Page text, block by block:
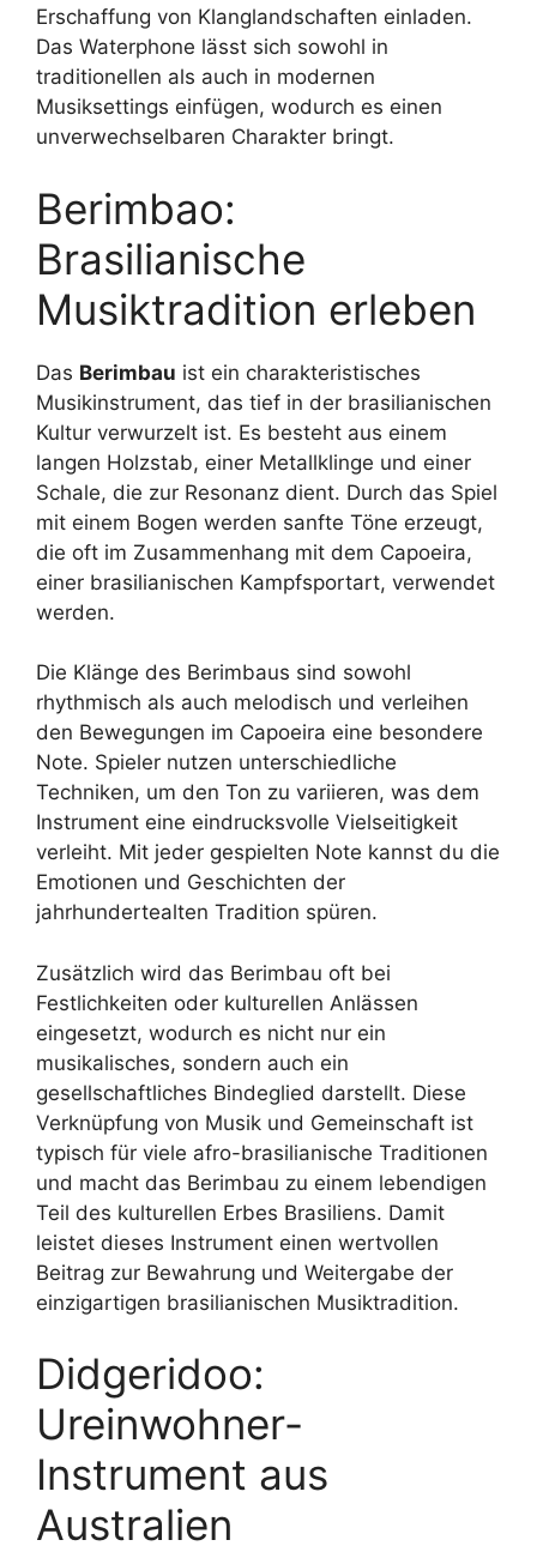
Erschaffung von Klanglandschaften einladen.
Das Waterphone lässt sich sowohl in
traditionellen als auch in modernen
Musiksettings einfügen, wodurch es einen
unverwechselbaren Charakter bringt.
Berimbao:
Brasilianische
Musiktradition erleben
Das Berimbau ist ein charakteristisches
Musikinstrument, das tief in der brasilianischen
Kultur verwurzelt ist. Es besteht aus einem
langen Holzstab, einer Metallklinge und einer
Schale, die zur Resonanz dient. Durch das Spiel
mit einem Bogen werden sanfte Töne erzeugt,
die oft im Zusammenhang mit dem Capoeira,
einer brasilianischen Kampfsportart, verwendet
werden.
Die Klänge des Berimbaus sind sowohl
rhythmisch als auch melodisch und verleihen
den Bewegungen im Capoeira eine besondere
Note. Spieler nutzen unterschiedliche
Techniken, um den Ton zu variieren, was dem
Instrument eine eindrucksvolle Vielseitigkeit
verleiht. Mit jeder gespielten Note kannst du die
Emotionen und Geschichten der
jahrhundertealten Tradition spüren.
Zusätzlich wird das Berimbau oft bei
Festlichkeiten oder kulturellen Anlässen
eingesetzt, wodurch es nicht nur ein
musikalisches, sondern auch ein
gesellschaftliches Bindeglied darstellt. Diese
Verknüpfung von Musik und Gemeinschaft ist
typisch für viele afro-brasilianische Traditionen
und macht das Berimbau zu einem lebendigen
Teil des kulturellen Erbes Brasiliens. Damit
leistet dieses Instrument einen wertvollen
Beitrag zur Bewahrung und Weitergabe der
einzigartigen brasilianischen Musiktradition.
Didgeridoo:
Ureinwohner-
Instrument aus
Australien